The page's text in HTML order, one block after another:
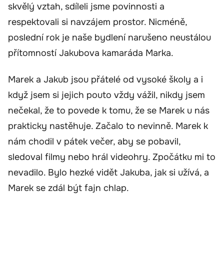
skvělý vztah, sdíleli jsme povinnosti a
respektovali si navzájem prostor. Nicméně,
poslední rok je naše bydlení narušeno neustálou
přítomností Jakubova kamaráda Marka.
Marek a Jakub jsou přátelé od vysoké školy a i
když jsem si jejich pouto vždy vážil, nikdy jsem
nečekal, že to povede k tomu, že se Marek u nás
prakticky nastěhuje. Začalo to nevinně. Marek k
nám chodil v pátek večer, aby se pobavil,
sledoval filmy nebo hrál videohry. Zpočátku mi to
nevadilo. Bylo hezké vidět Jakuba, jak si užívá, a
Marek se zdál být fajn chlap.